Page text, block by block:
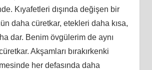
Kıyafetleri dışında değişen bir
daha cüretkar, etekleri daha kısa,
dar. Benim övgülerim de aynı
Akşamları bırakırkenki
her defasında daha